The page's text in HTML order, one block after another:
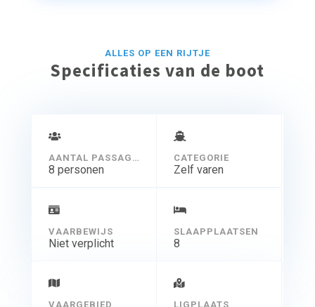
ALLES OP EEN RIJTJE
Specificaties van de boot
AANTAL PASSAGIERS
8 personen
CATEGORIE
Zelf varen
VAARBEWIJS
Niet verplicht
SLAAPPLAATSEN
8
VAARGEBIED LIGPLAATS